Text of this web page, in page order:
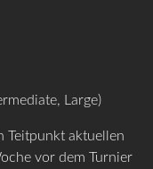
Large)
Teitpunkt aktuellen
vor dem Turnier